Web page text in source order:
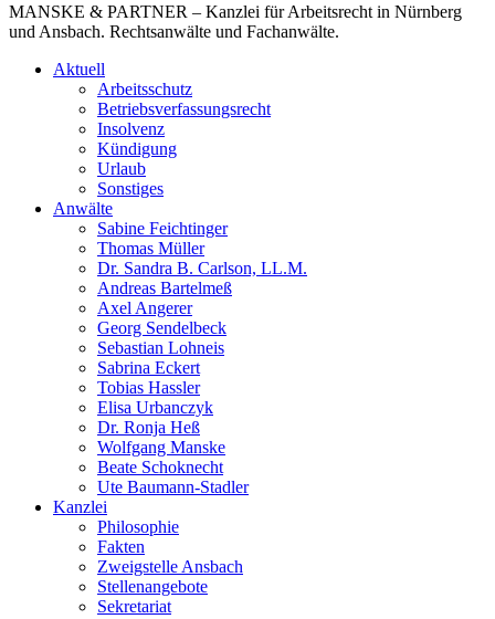
MANSKE & PARTNER – Kanzlei für Arbeitsrecht in Nürnberg
und Ansbach. Rechtsanwälte und Fachanwälte.
Aktuell
Arbeitsschutz
Betriebsverfassungsrecht
Insolvenz
Kündigung
Urlaub
Sonstiges
Anwälte
Sabine Feichtinger
Thomas Müller
Dr. Sandra B. Carlson, LL.M.
Andreas Bartelmeß
Axel Angerer
Georg Sendelbeck
Sebastian Lohneis
Sabrina Eckert
Tobias Hassler
Elisa Urbanczyk
Dr. Ronja Heß
Wolfgang Manske
Beate Schoknecht
Ute Baumann-Stadler
Kanzlei
Philosophie
Fakten
Zweigstelle Ansbach
Stellenangebote
Sekretariat